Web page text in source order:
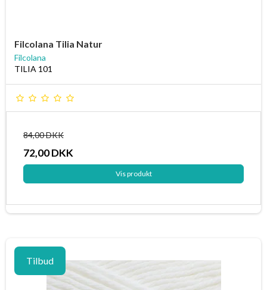
Filcolana Tilia Natur
Filcolana
TILIA 101
84,00 DKK
72,00 DKK
Vis produkt
Tilbud